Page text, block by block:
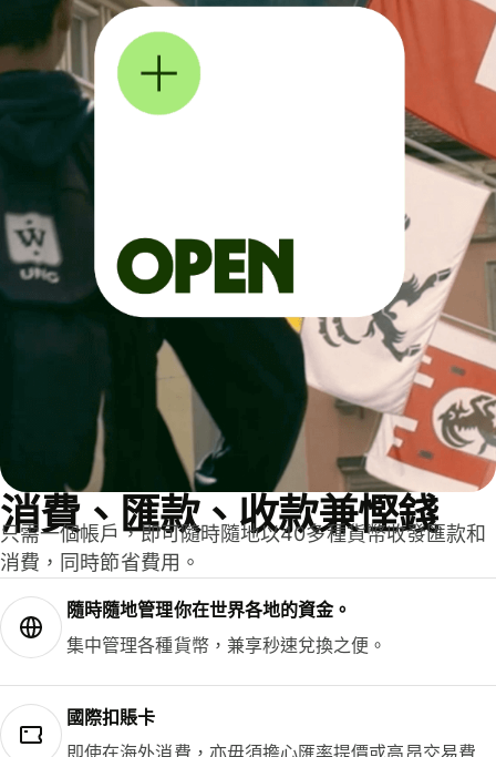
消費、匯款、收款兼慳錢
只需一個帳戶，即可隨時隨地以40多種貨幣收發匯款和
消費，同時節省費用。
隨時隨地管理你在世界各地的資金。
集中管理各種貨幣，兼享秒速兌換之便。
國際扣賬卡